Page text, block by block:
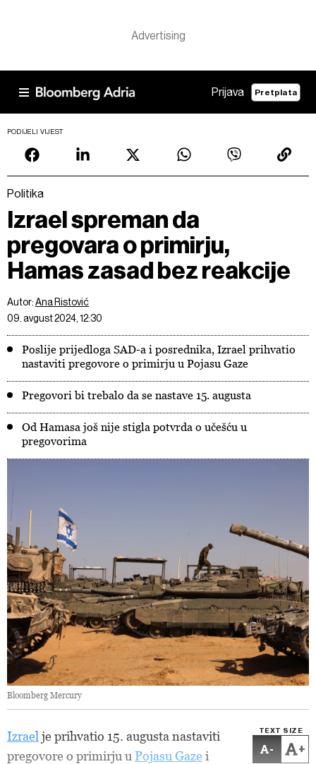
Prijava Pretplata
PODIJELI VIJEST
Politika
Izrael spreman da
pregovara o primirju,
Hamas zasad bez reakcije
Autor:Ana Ristović
09. avgust 2024, 12:30
Poslije prijedloga SAD-a i posrednika, Izrael prihvatio
nastaviti pregovore o primirju u Pojasu Gaze
Pregovori bi trebalo da se nastave 15. augusta
Od Hamasa još nije stigla potvrda o učešću u
pregovorima
Bloomberg Mercury
TEXT SIZE
- +
Izrael je prihvatio 15. augusta nastaviti
pregovore o primirju u Pojasu Gaze i